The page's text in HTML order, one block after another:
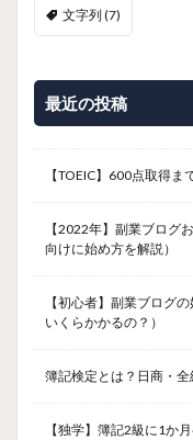
文字列 (7)
最近の投稿
【TOEIC】600点取得
【2022年】副業ブログ
向けに始め方を解説）
【初心者】副業ブログ
いくらかかるの？）
簿記検定とは？日商・
【独学】簿記2級に1か